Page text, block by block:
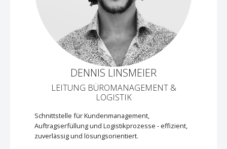
DENNIS LINSMEIER
LEITUNG BÜROMANAGEMENT &
LOGISTIK
Schnittstelle für Kundenmanagement,
Auftragserfüllung und Logistikprozesse - effizient,
zuverlässig und lösungsorientiert.